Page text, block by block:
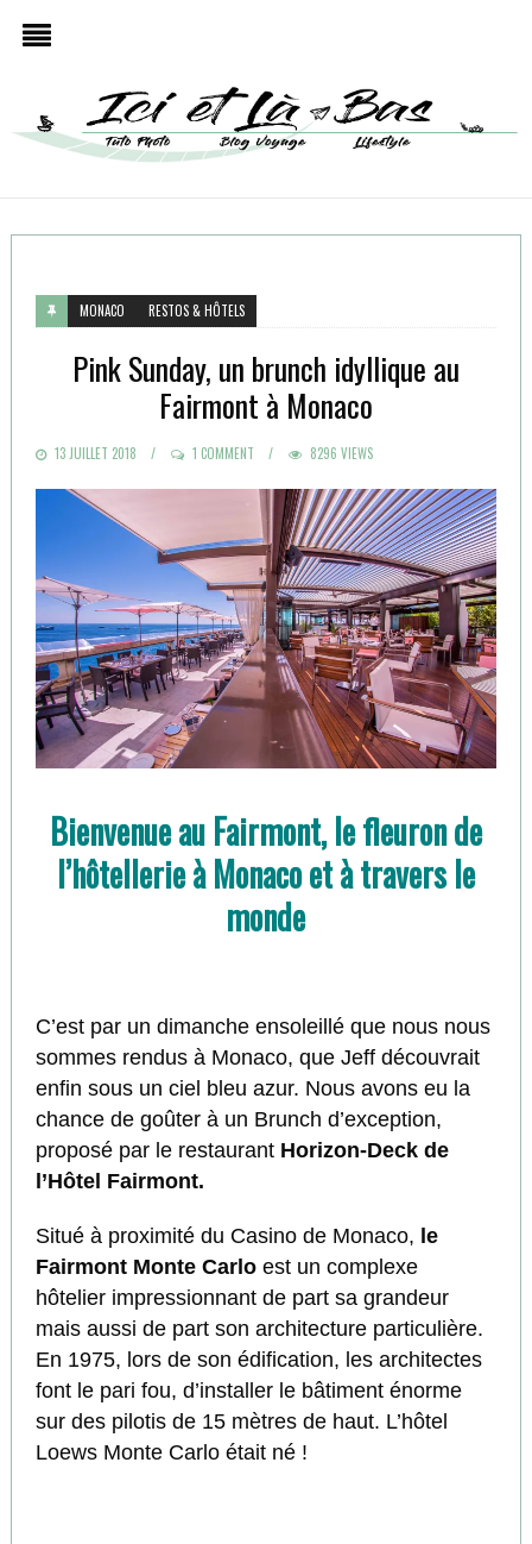
MONACO RESTOS & HÔTELS
Pink Sunday, un brunch idyllique au
Fairmont à Monaco
POSTED
13 JUILLET 2018 1 COMMENT 8296 VIEWS
Bienvenue au Fairmont, le fleuron de
l’hôtellerie à Monaco et à travers le
monde
C’est par un dimanche ensoleillé que nous nous
sommes rendus à Monaco, que Jeff découvrait
enfin sous un ciel bleu azur. Nous avons eu la
chance de goûter à un Brunch d’exception,
proposé par le restaurant Horizon-Deck de
l’Hôtel Fairmont.
Situé à proximité du Casino de Monaco, le
Fairmont Monte Carloest un complexe
hôtelier impressionnant de part sa grandeur
mais aussi de part son architecture particulière.
En 1975, lors de son édification, les architectes
font le pari fou, d’installer le bâtiment énorme
sur des pilotis de 15 mètres de haut. L’hôtel
Loews Monte Carlo était né !